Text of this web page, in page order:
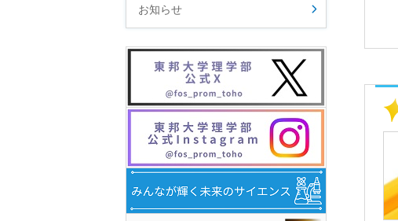
お知らせ